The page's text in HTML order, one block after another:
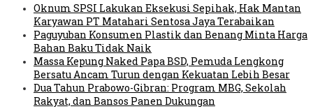
Oknum SPSI Lakukan Eksekusi Sepihak, Hak Mantan
Karyawan PT Matahari Sentosa Jaya Terabaikan
Paguyuban Konsumen Plastik dan Benang Minta Harga
Bahan Baku Tidak Naik
Massa Kepung Naked Papa BSD, Pemuda Lengkong
Bersatu Ancam Turun dengan Kekuatan Lebih Besar
Dua Tahun Prabowo-Gibran: Program MBG, Sekolah
Rakyat, dan Bansos Panen Dukungan